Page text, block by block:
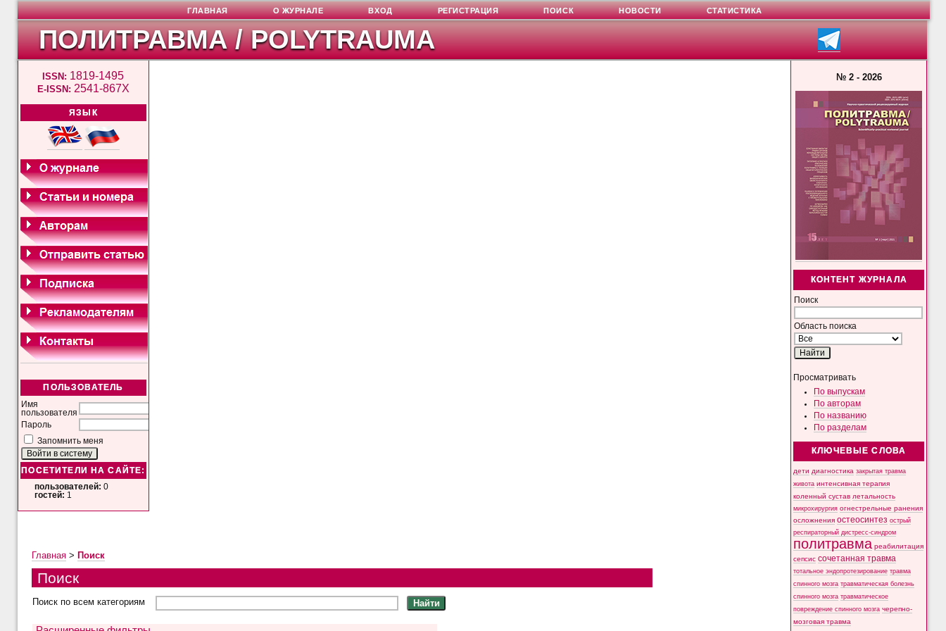
ПОЛИТРАВМА / POLYTRAUMA
ISSN: 1819-1495
E-ISSN: 2541-867X
ЯЗЫК
ПОЛЬЗОВАТЕЛЬ
Имя
пользователя
Пароль
Запомнить меня
ПОСЕТИТЕЛИ НА САЙТЕ:
пользователей: 0
гостей: 1
№ 2 - 2026
КОНТЕНТ ЖУРНАЛА
Поиск
Область поиска
Просматривать
По выпускам
По авторам
По названию
По разделам
КЛЮЧЕВЫЕ СЛОВА
дети диагностика закрытая травма
живота интенсивная терапия
коленный сустав летальность
микрохирургия огнестрельные ранения
осложнения остеосинтез острый
респираторный дистресс-синдром
политравма реабилитация
сепсис сочетанная травма
тотальное эндопротезирование травма
спинного мозга травматическая болезнь
спинного мозга травматическое
повреждение спинного мозга черепно-
мозговая травма
ГЛАВНАЯ О ЖУРНАЛЕ ВХОД РЕГИСТРАЦИЯ ПОИСК НОВОСТИ СТАТИСТИКА
Главная> Поиск
Поиск
Поиск по всем категориям